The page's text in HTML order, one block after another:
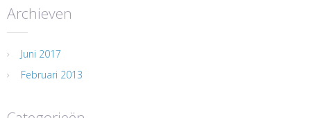
Archieven
Juni 2017
Februari 2013